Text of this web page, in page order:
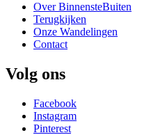
Over BinnensteBuiten
Terugkijken
Onze Wandelingen
Contact
Volg ons
Facebook
Instagram
Pinterest